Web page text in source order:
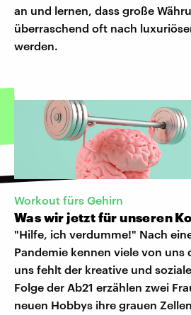
an und lernen, dass große
überraschend oft nach
werden.
Workout fürs Gehirn
Was wir jetzt für unseren
"Hilfe, ich verdumme!" Nach
Pandemie kennen viele von uns
uns fehlt der kreative und
Folge der Ab21 erzählen zwei
neuen Hobbys ihre grauen